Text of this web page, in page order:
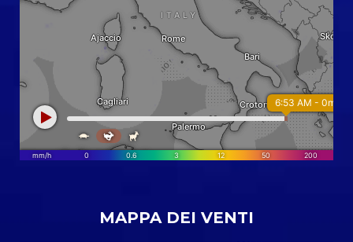
MAPPA DEI VENTI